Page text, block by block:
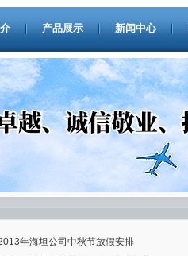
产品展示 新闻中心
年海坦公司中秋节放假安排